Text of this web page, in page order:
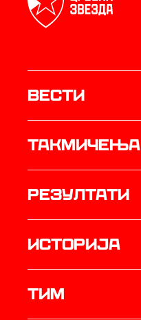
Вести
Такмичења
резултати
историја
ТИМ